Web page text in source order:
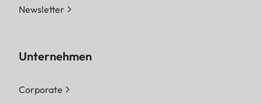
Newsletter
Unternehmen
Corporate